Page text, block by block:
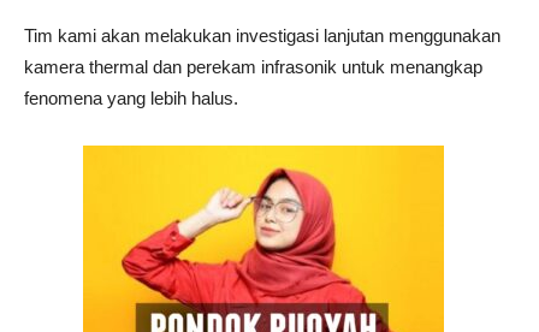
Tim kami akan melakukan investigasi lanjutan menggunakan
kamera thermal dan perekam infrasonik untuk menangkap
fenomena yang lebih halus.